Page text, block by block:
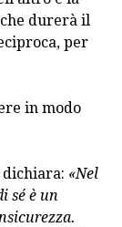
durerà il
per
in modo
dichiara: «Nel
sé è un